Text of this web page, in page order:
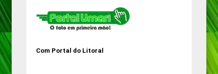
Com Portal do Litoral